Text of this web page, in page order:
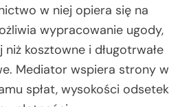
w niej opiera się na
wypracowanie ugody,
kosztowne i długotrwałe
Mediator wspiera strony w
spłat, wysokości odsetek